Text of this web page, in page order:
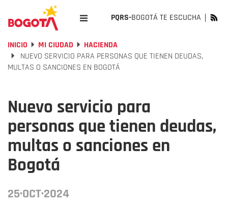
PQRS-BOGOTÁ TE ESCUCHA
INICIO MI CIUDAD
HACIENDA
NUEVO SERVICIO PARA PERSONAS QUE TIENEN DEUDAS,
MULTAS O SANCIONES EN BOGOTÁ
Nuevo servicio para
personas que tienen deudas,
multas o sanciones en
Bogotá
25·OCT·2024